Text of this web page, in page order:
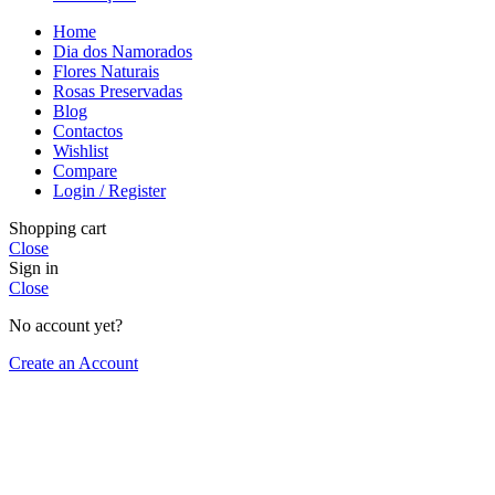
Home
Dia dos Namorados
Flores Naturais
Rosas Preservadas
Blog
Contactos
Wishlist
Compare
Login / Register
Shopping cart
Close
Sign in
Close
No account yet?
Create an Account